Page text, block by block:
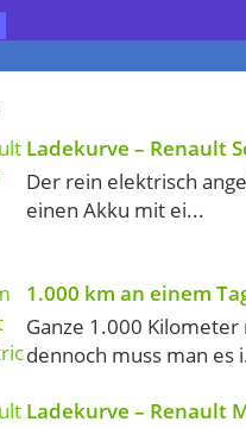
Ladekurve – Renault
Der rein elektrisch
einen Akku mit ei...
1.000 km an einem
Ganze 1.000
dennoch muss man es
Ladekurve – Renault